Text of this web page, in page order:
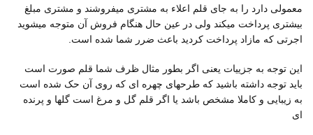
معمولی دارد را به جای قلم اعلاء به مشتری میفروشند و مشتری مبلغ
بیشتری پرداخت میکند ولی در عین حال هنگام فروش آن متوجه میشوید
اجرتی که مازاد پرداخت کردید باعث ضرر شما شده است.
این توجه به جزییات یعنی اگر بطور مثال ظرف شما قلم صورت است
باید توجه داشته باشید که طرحهای چهره ای که روی آن حک شده است
به زیبایی و کاملا مشخص باشد یا اگر قلم گل و مرغ است گلها و پرنده
ای